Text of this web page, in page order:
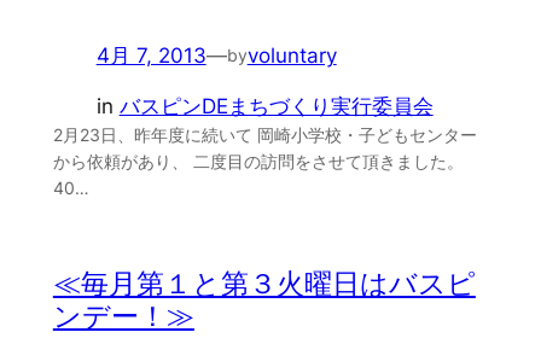
4月 7, 2013—byvoluntary
in バスピンDEまちづくり実行委員会
2月23日、昨年度に続いて 岡崎小学校・子どもセンター
から依頼があり、 二度目の訪問をさせて頂きました。
40…
≪毎月第１と第３火曜日はバスピ
ンデー！≫